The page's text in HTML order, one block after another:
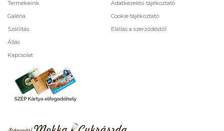
Termékeink
Galéria
Szállítás
Állás
Kapcsolat
Adatkezelési tájékoztató
Cookie tájékoztató
Elállás a szerződéstől